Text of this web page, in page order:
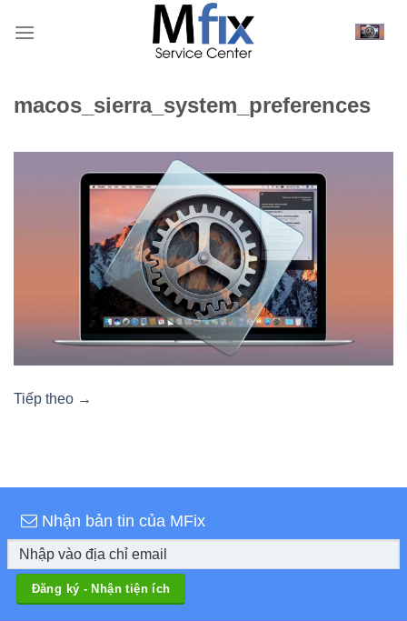
qua
macos_sierra_system_preferences
Tiếp theo →
Nhận bản tin của MFix